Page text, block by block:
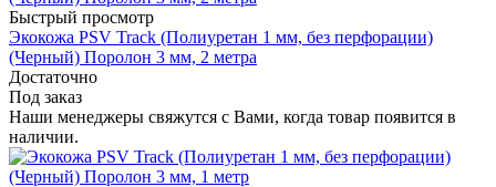
Быстрый просмотр
Экокожа PSV Track (Полиуретан 1 мм, без перфорации)
(Черный) Поролон 3 мм, 2 метра
Достаточно
Под заказ
Наши менеджеры свяжутся с Вами, когда товар появится в
наличии.